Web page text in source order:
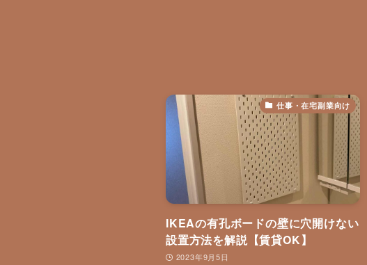
仕事・在宅副業向け
IKEAの有孔ボードの壁に穴開けない
設置方法を解説【賃貸OK】
2023年9月5日